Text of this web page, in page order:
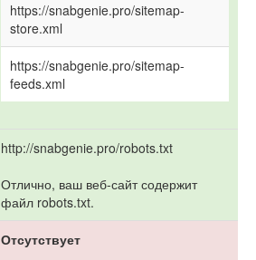
https://snabgenie.pro/sitemap-
store.xml
https://snabgenie.pro/sitemap-
feeds.xml
http://snabgenie.pro/robots.txt
Отлично, ваш веб-сайт содержит
файл robots.txt.
Отсутствует